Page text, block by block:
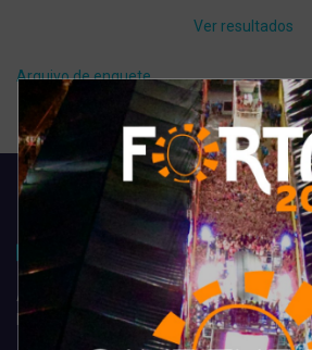
Ver resultados
Arquivo de enquete
Acompanhe todas as novidades do
Fortaleza. Dicas, promoções, coberturas